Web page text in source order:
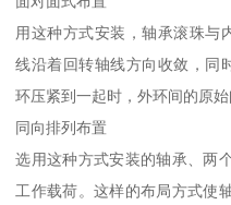
用这种方式安装，轴承滚珠与
线沿着回转轴线方向收敛，同
环压紧到一起时，外环间的原始
同向排列布置
选用这种方式安装的轴承、两
工作载荷。这样的布局方式使